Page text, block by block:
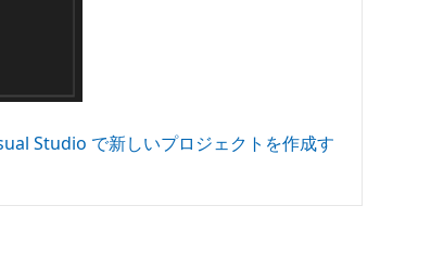
Studio で新しいプロジェクトを作成す